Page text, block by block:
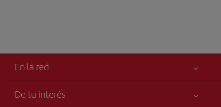
En la red
De tu interés